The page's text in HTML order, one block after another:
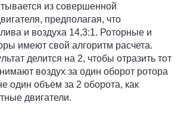
из совершенной
предполагая, что
и воздуха 14,3:1. Роторные и
имеют свой алгоритм расчета.
делится на 2, чтобы отразить тот
воздух за один оборот ротора
один объем за 2 оборота, как
двигатели.